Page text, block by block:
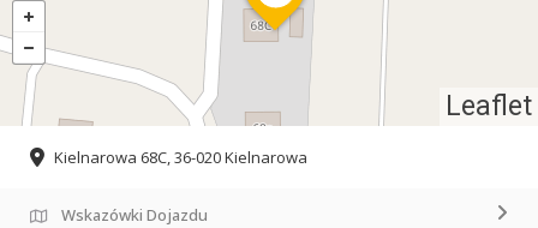
Leaflet
Kielnarowa 68C, 36-020 Kielnarowa
Wskazówki Dojazdu